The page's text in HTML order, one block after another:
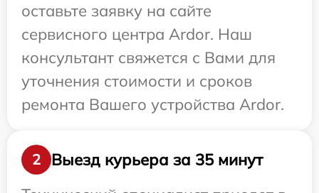
оставьте заявку на сайте
сервисного центра Ardor. Наш
консультант свяжется с Вами для
уточнения стоимости и сроков
ремонта Вашего устройства Ardor.
2
Выезд курьера за 35 минут